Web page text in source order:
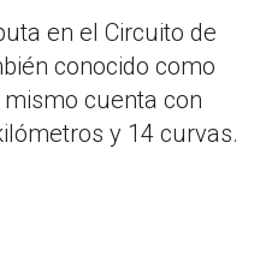
en el Circuito de
conocido como
cuenta con
y 14 curvas.